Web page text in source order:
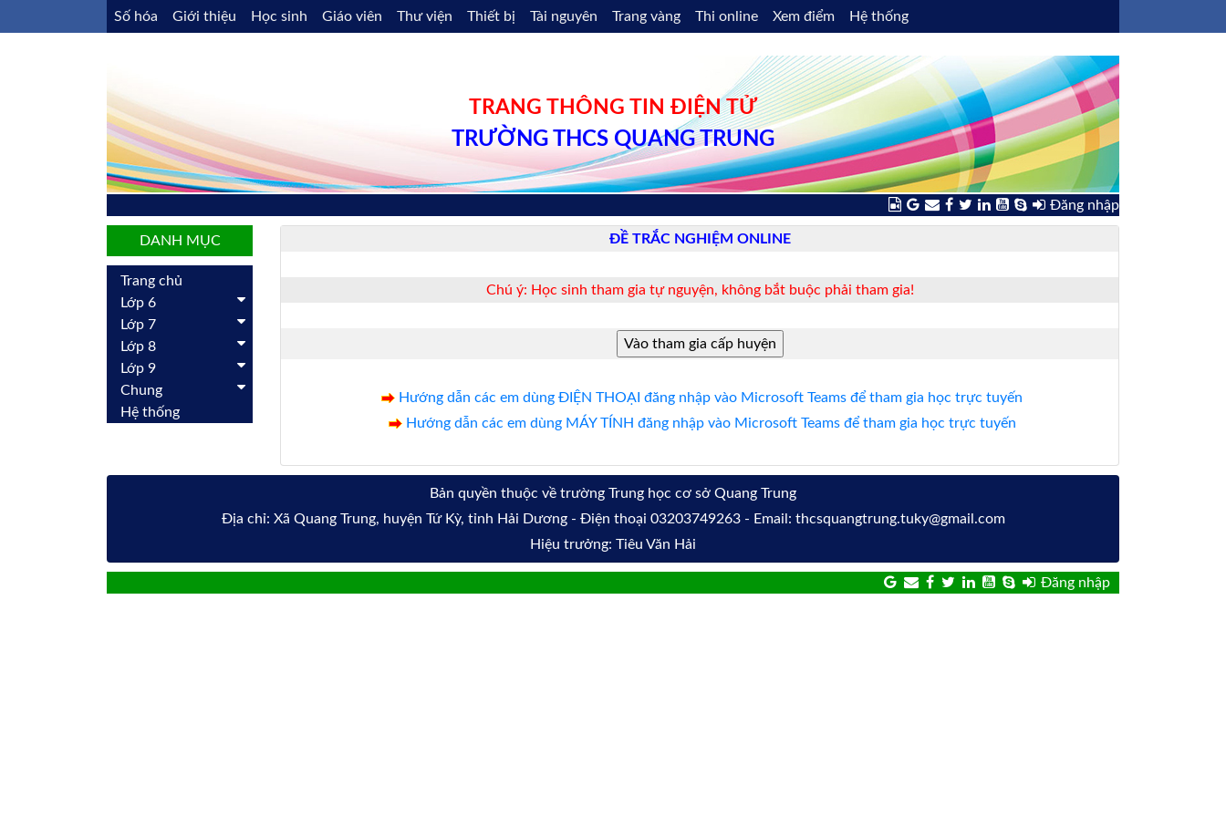
Số hóa Giới thiệu Học sinh Giáo viên Thư viện Thiết bị Tài nguyên Trang vàng Thi online Xem điểm Hệ thống
TRANG THÔNG TIN ĐIỆN TỬ
TRƯỜNG THCS QUANG TRUNG
Đăng nhập
DANH MỤC
Trang chủ
Lớp 6
Lớp 7
Lớp 8
Lớp 9
Chung
Hệ thống
ĐỀ TRẮC NGHIỆM ONLINE
Chú ý: Học sinh tham gia tự nguyện, không bắt buộc phải tham gia!
Hướng dẫn các em dùng ĐIỆN THOẠI đăng nhập vào Microsoft Teams để tham gia học trực tuyến
Hướng dẫn các em dùng MÁY TÍNH đăng nhập vào Microsoft Teams để tham gia học trực tuyến
Bản quyền thuộc về trường Trung học cơ sở Quang Trung
Địa chỉ: Xã Quang Trung, huyện Tứ Kỳ, tỉnh Hải Dương - Điện thoại 03203749263 - Email: thcsquangtrung.tuky@gmail.com
Hiệu trưởng: Tiêu Văn Hải
Đăng nhập